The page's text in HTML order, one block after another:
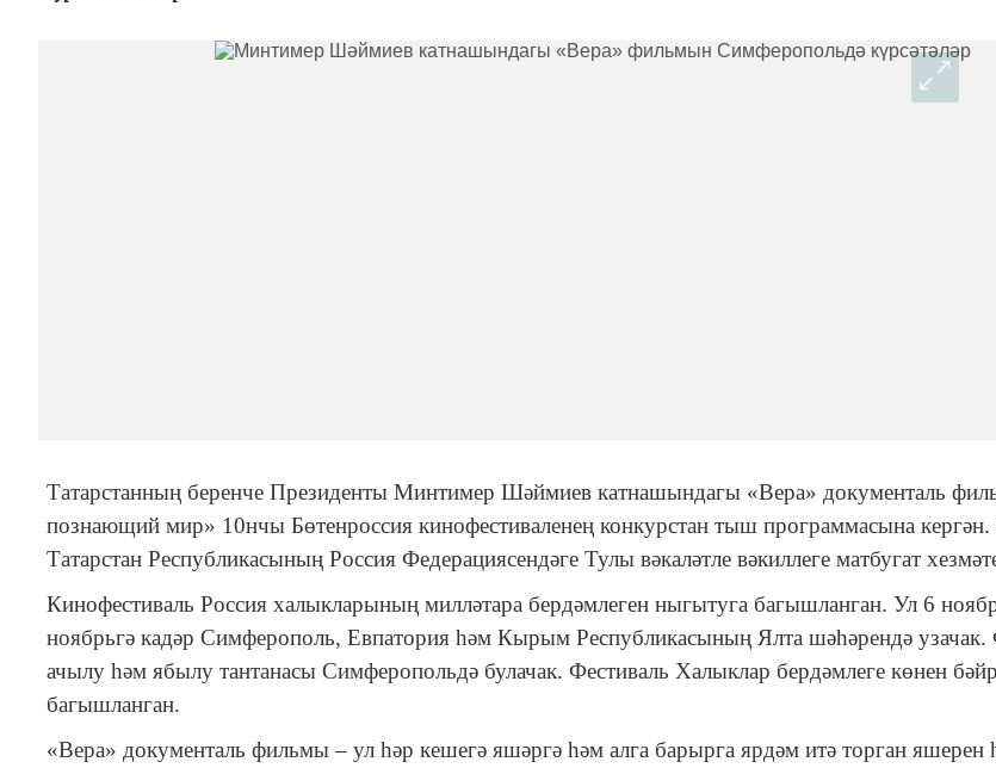
Татарстанның беренче Президенты Минтимер Шәймиев катнашындагы «Вера» документаль
познающий мир» 10нчы Бөтенроссия кинофестиваленең конкурстан тыш программасына
Татарстан Республикасының Россия Федерациясендәге Тулы вәкаләтле вәкиллеге матбугат
Кинофестиваль Россия халыкларының милләтара бердәмлеген ныгытуга багышланган. Ул 6
ноябрьгә кадәр Симферополь, Евпатория һәм Кырым Республикасының Ялта шәһәрендә узачак.
ачылу һәм ябылу тантанасы Симферопольдә булачак. Фестиваль Халыклар бердәмлеге көнен
багышланган.
«Вера» документаль фильмы – ул һәр кешегә яшәргә һәм алга барырга ярдәм итә торган яшерен